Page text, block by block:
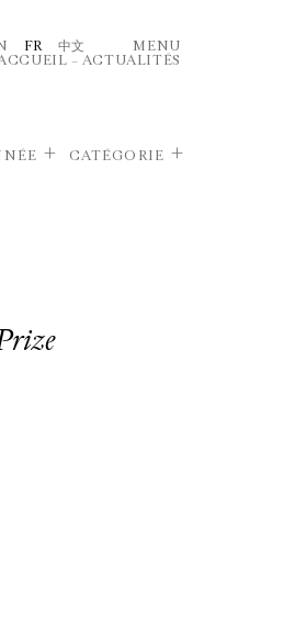
FR 中文
MENU
– ACTUALITÉS
CATÉGORIE